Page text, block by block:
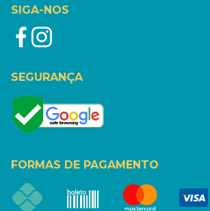
SIGA-NOS
SEGURANÇA
FORMAS DE PAGAMENTO